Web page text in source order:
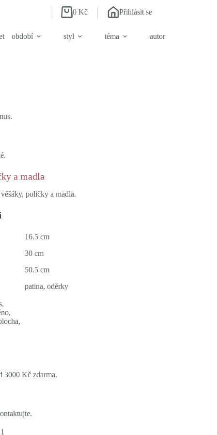
Shopping
0 Kč Přihlásit se
období styl téma autor
a madla
poličky a madla.
16.5 cm
30 cm
50.5 cm
patina, oděrky
3000 Kč zdarma.